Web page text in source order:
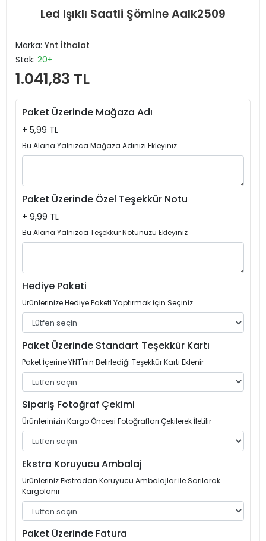
Led Işıklı Saatli Şömine Aalk2509
Marka: Ynt İthalat
Stok: 20+
1.041,83 TL
Paket Üzerinde Mağaza Adı
+ 5,99 TL
Bu Alana Yalnızca Mağaza Adınızı Ekleyiniz
Paket Üzerinde Özel Teşekkür Notu
+ 9,99 TL
Bu Alana Yalnızca Teşekkür Notunuzu Ekleyiniz
Hediye Paketi
Ürünlerinize Hediye Paketi Yaptırmak için Seçiniz
Paket Üzerinde Standart Teşekkür Kartı
Paket İçerine YNT'nin Belirlediği Teşekkür Kartı Eklenir
Sipariş Fotoğraf Çekimi
Ürünlerinizin Kargo Öncesi Fotoğrafları Çekilerek İletilir
Ekstra Koruyucu Ambalaj
Ürünleriniz Ekstradan Koruyucu Ambalajlar ile Sarılarak
Kargolanır
Paket Üzerinde Fatura